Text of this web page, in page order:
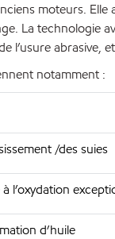
moteurs.
La technologie
l’usure
notamment :
/des suies
l’oxydation
d’huile